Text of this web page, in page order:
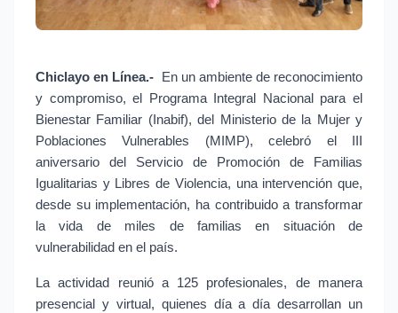
Chiclayo en Línea.-
En un ambiente de reconocimiento
y compromiso, el Programa Integral Nacional para el
Bienestar Familiar (Inabif), del Ministerio de la Mujer y
Poblaciones Vulnerables (MIMP), celebró el III
aniversario del Servicio de Promoción de Familias
Igualitarias y Libres de Violencia, una intervención que,
desde su implementación, ha contribuido a transformar
la vida de miles de familias en situación de
vulnerabilidad en el país.
La actividad reunió a 125 profesionales, de manera
presencial y virtual, quienes día a día desarrollan un